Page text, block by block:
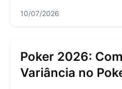
10/07/2026
Poker 2026:
Variância no